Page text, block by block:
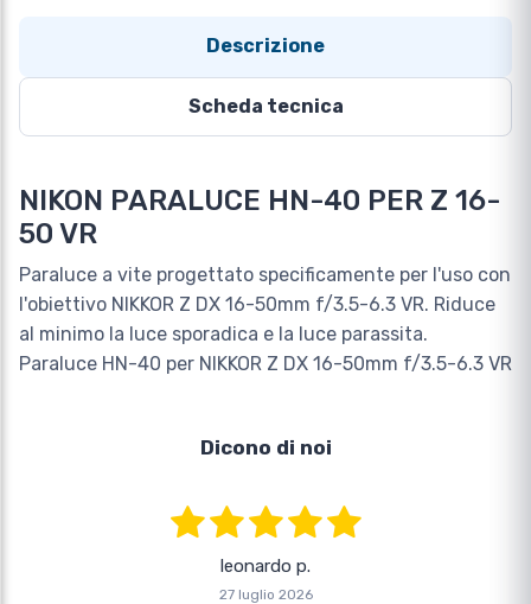
Descrizione
Scheda tecnica
NIKON PARALUCE HN-40 PER Z 16-
50 VR
Paraluce a vite progettato specificamente per l'uso con
l'obiettivo NIKKOR Z DX 16-50mm f/3.5-6.3 VR. Riduce
al minimo la luce sporadica e la luce parassita.
Paraluce HN-40 per NIKKOR Z DX 16-50mm f/3.5-6.3 VR
Dicono di noi
leonardo p.
27 luglio 2026